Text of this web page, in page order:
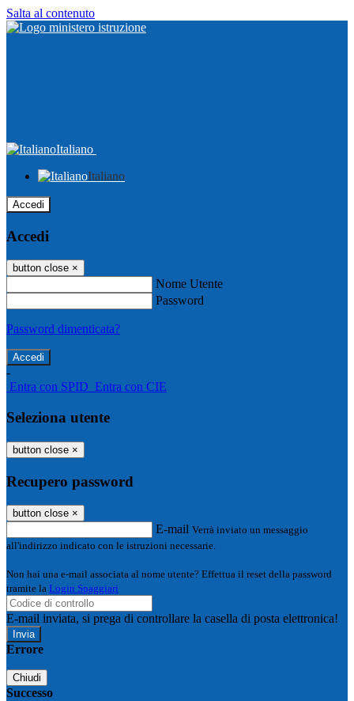
Salta al contenuto
Italiano
Italiano
Accedi
Accedi
button close ×
Nome Utente
Password
Password dimenticata?
-
Entra con SPID Entra con CIE
Seleziona utente
button close ×
Recupero password
button close ×
E-mail Verrà inviato un messaggio
all'indirizzo indicato con le istruzioni necessarie.
Non hai una e-mail associata al nome utente? Effettua il reset della password
tramite la Login Spaggiari
E-mail inviata, si prega di controllare la casella di posta elettronica!
Errore
Chiudi
Successo